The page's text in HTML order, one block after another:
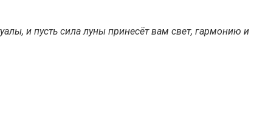
и пусть сила луны принесёт вам свет, гармонию и